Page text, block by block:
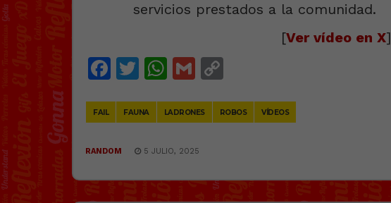
[Ver vídeo en X]
Facebook
Twitter
WhatsApp
Gmail
FAIL FAUNA LADRONES ROBOS VÍDEOS
RANDOM 5 JULIO, 2025